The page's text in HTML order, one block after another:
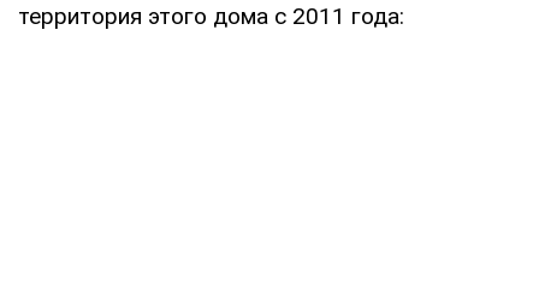
территория этого дома с 2011 года: